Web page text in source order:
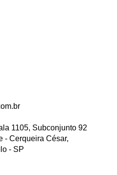
1105, Subconjunto 92
- Cerqueira César,
- SP